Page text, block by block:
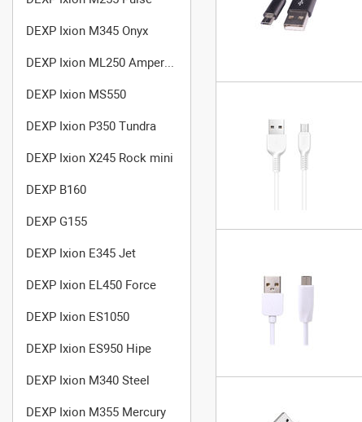
DEXP Ixion M345 Onyx
DEXP Ixion ML250 Amper M
DEXP Ixion MS550
DEXP Ixion P350 Tundra
DEXP Ixion X245 Rock mini
DEXP B160
DEXP G155
DEXP Ixion E345 Jet
DEXP Ixion EL450 Force
DEXP Ixion ES1050
DEXP Ixion ES950 Hipe
DEXP Ixion M340 Steel
DEXP Ixion M355 Mercury